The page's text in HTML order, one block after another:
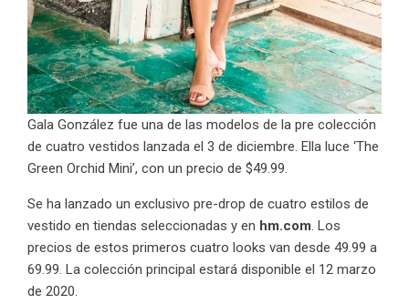
Gala González fue una de las modelos de la pre colección
de cuatro vestidos lanzada el 3 de diciembre. Ella luce ‘The
Green Orchid Mini’, con un precio de $49.99.
Se ha lanzado un exclusivo pre-drop de cuatro estilos de
vestido en tiendas seleccionadas y en hm.com. Los
precios de estos primeros cuatro looks van desde 49.99 a
69.99. La colección principal estará disponible el 12 marzo
de 2020.